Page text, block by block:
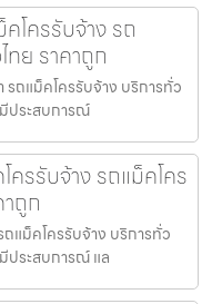
โครรับจ้าง รถ
ทย ราคาถูก
รถแม็คโครรับจ้าง บริการทั่ว
ประสบการณ์
ครรับจ้าง รถแม็คโคร
ถูก
ถแม็คโครรับจ้าง บริการทั่ว
ประสบการณ์ แล